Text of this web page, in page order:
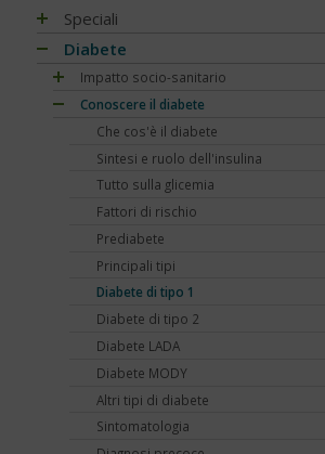
Speciali
Antiossidanti e radicali liberi
Assistenza e diabete
Associazioni di pazienti con diabete
Automonitoraggio glicemia
Centenario dell'insulina
COVID-19 e diabete
Diabete e obesità
Diabete, obesità e attività fisica
Diabete e celiachia
Diabete e ricerca
Diabete e sonno
Diabete e udito
Diabete e osteoporosi
Diabete, cute e prurito
Educazione terapeutica e diabete
Emoglobina glicata
Diabete
Impatto socio-sanitario
Mondo, Europa
Italia
Regioni
Conoscere il diabete
Che cos'è il diabete
Sintesi e ruolo dell'insulina
Tutto sulla glicemia
Fattori di rischio
Prediabete
Principali tipi
Diabete di tipo 1
Diabete di tipo 2
Diabete LADA
Diabete MODY
Altri tipi di diabete
Sintomatologia